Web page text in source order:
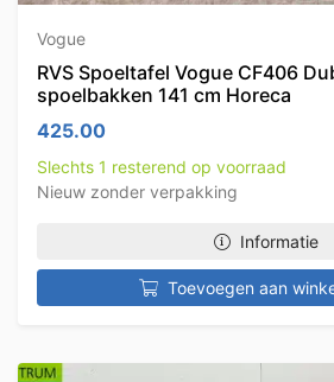
Vogue
RVS Spoeltafel Vogue CF406
spoelbakken 141 cm Horeca
425.00
Slechts 1 resterend op voorraad
Nieuw zonder verpakking
Informatie
Toevoegen aan